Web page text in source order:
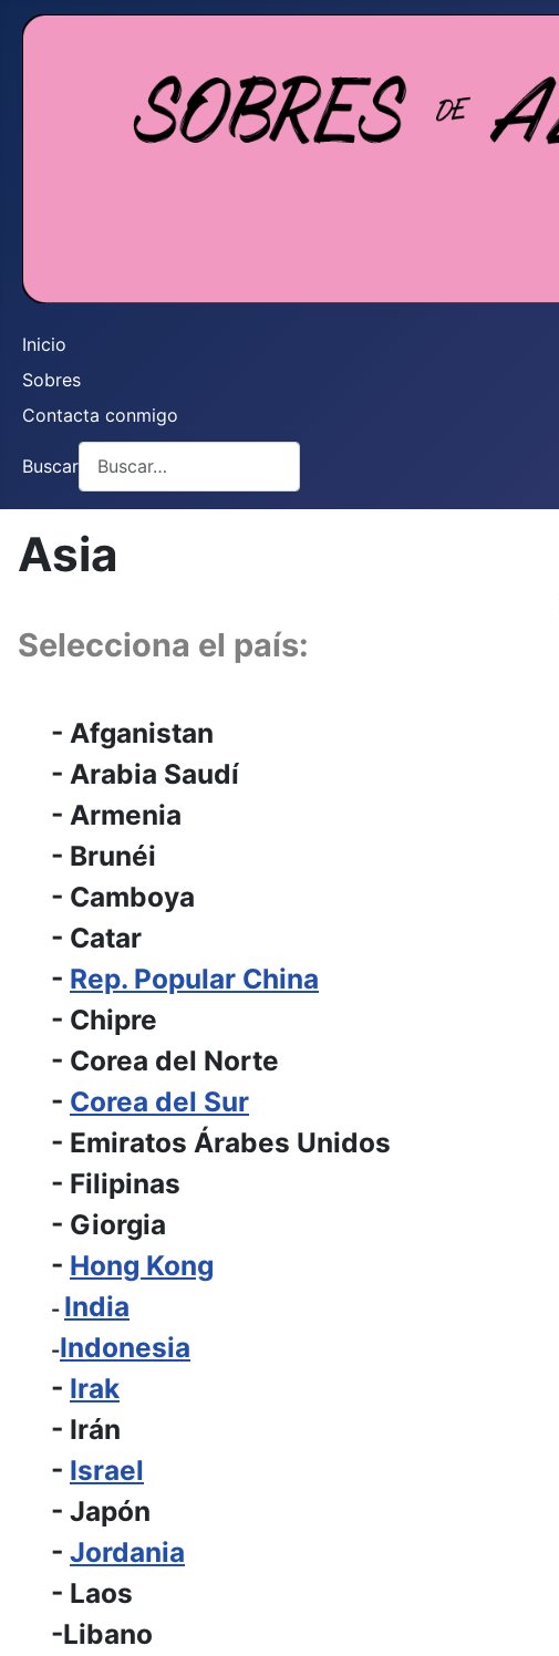
Inicio
Sobres
Contacta conmigo
Buscar
Asia
Selecciona el país:
- Afganistan
- Arabia Saudí
- Armenia
- Brunéi
- Camboya
- Catar
- Rep. Popular China
- Chipre
- Corea del Norte
- Corea del Sur
- Emiratos Árabes Unidos
- Filipinas
- Giorgia
- Hong Kong
- India
-Indonesia
- Irak
- Irán
- Israel
- Japón
- Jordania
- Laos
-Libano